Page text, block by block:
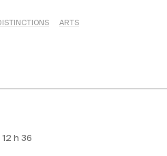
ARTS
h 36